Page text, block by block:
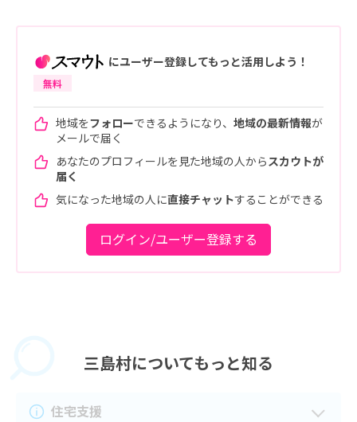
にユーザー登録してもっと活用しよう！
無料
地域をフォローできるようになり、 地域の最新情報が
メールで届く
あなたのプロフィールを見た地域の人から スカウトが
届く
気になった地域の人に直接チャットすることができる
ログイン/ユーザー登録する
三島村についてもっと知る
住宅支援